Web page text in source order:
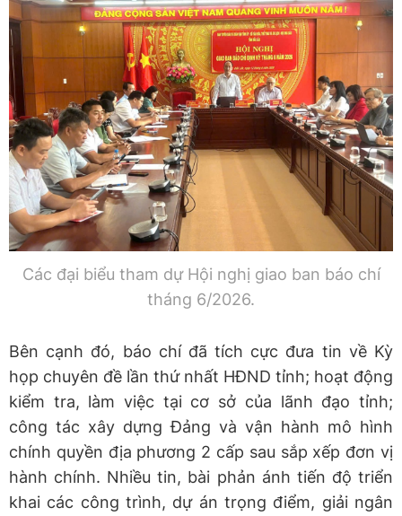
Các đại biểu tham dự Hội nghị giao ban báo chí
tháng 6/2026.
Bên cạnh đó, báo chí đã tích cực đưa tin về Kỳ
họp chuyên đề lần thứ nhất HĐND tỉnh; hoạt động
kiểm tra, làm việc tại cơ sở của lãnh đạo tỉnh;
công tác xây dựng Đảng và vận hành mô hình
chính quyền địa phương 2 cấp sau sắp xếp đơn vị
hành chính. Nhiều tin, bài phản ánh tiến độ triển
khai các công trình, dự án trọng điểm, giải ngân